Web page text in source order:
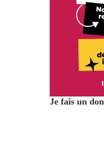
Je fais un don